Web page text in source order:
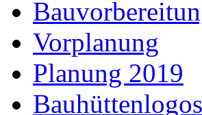
Vorplanung
Planung 2019
Bauhüttenlogos